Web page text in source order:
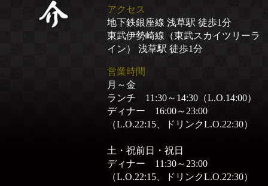
アクセス
地下鉄銀座線 浅草駅 徒歩1分
東武伊勢崎線（東武スカイツリーラ
イン） 浅草駅 徒歩1分
営業時間
月～金
ランチ 11:30～14:30（L.O.14:00）
ディナー 16:00～23:00
（L.O.22:15、ドリンクL.O.22:30）
土・祝前日・祝日
ディナー 11:30～23:00
（L.O.22:15、ドリンクL.O.22:30）